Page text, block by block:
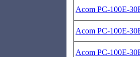
Acom
Acom
Acom